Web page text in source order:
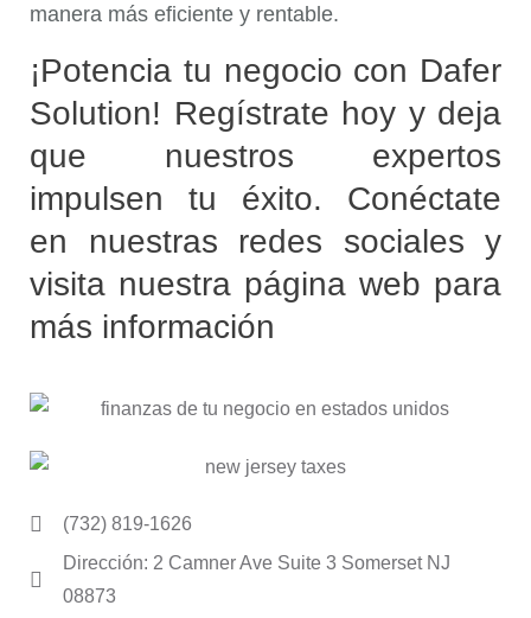
manera más eficiente y rentable.
¡Potencia tu negocio con Dafer
Solution! Regístrate hoy y deja
que nuestros expertos
impulsen tu éxito. Conéctate
en nuestras redes sociales y
visita nuestra página web para
más información
(732) 819-1626
Dirección: 2 Camner Ave Suite 3 Somerset NJ
08873